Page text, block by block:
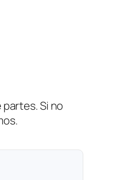
Si no